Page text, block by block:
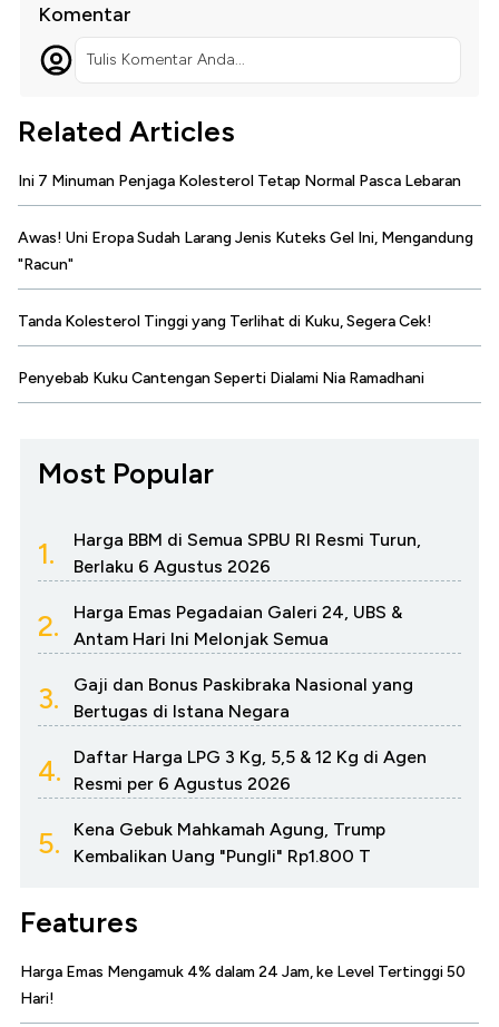
Komentar
Tulis Komentar Anda...
Related Articles
Ini 7 Minuman Penjaga Kolesterol Tetap Normal Pasca Lebaran
Awas! Uni Eropa Sudah Larang Jenis Kuteks Gel Ini, Mengandung
"Racun"
Tanda Kolesterol Tinggi yang Terlihat di Kuku, Segera Cek!
Penyebab Kuku Cantengan Seperti Dialami Nia Ramadhani
Most Popular
1.
Harga BBM di Semua SPBU RI Resmi Turun,
Berlaku 6 Agustus 2026
2.
Harga Emas Pegadaian Galeri 24, UBS &
Antam Hari Ini Melonjak Semua
3.
Gaji dan Bonus Paskibraka Nasional yang
Bertugas di Istana Negara
4.
Daftar Harga LPG 3 Kg, 5,5 & 12 Kg di Agen
Resmi per 6 Agustus 2026
5.
Kena Gebuk Mahkamah Agung, Trump
Kembalikan Uang "Pungli" Rp1.800 T
Features
Harga Emas Mengamuk 4% dalam 24 Jam, ke Level Tertinggi 50
Hari!